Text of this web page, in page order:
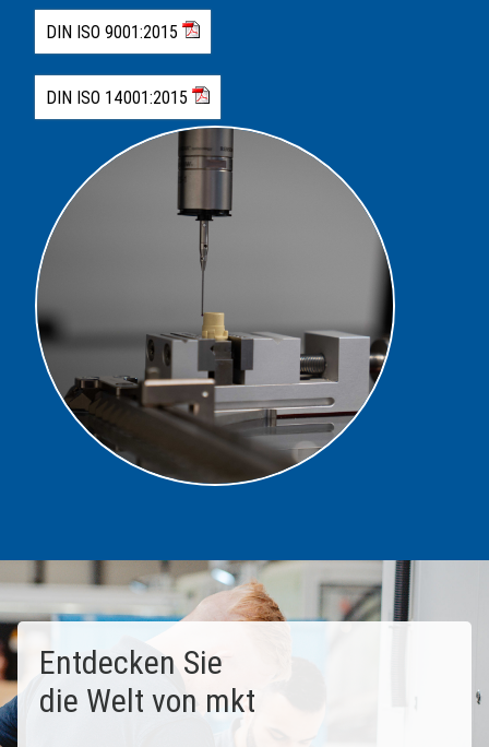
DIN ISO 9001:2015
DIN ISO 14001:2015
Entdecken Sie
die Welt von mkt